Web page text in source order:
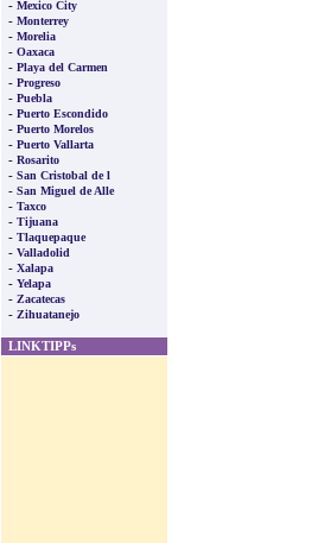
- Mexico City
- Monterrey
- Morelia
- Oaxaca
- Playa del Carmen
- Progreso
- Puebla
- Puerto Escondido
- Puerto Morelos
- Puerto Vallarta
- Rosarito
- San Cristobal de l
- San Miguel de Alle
- Taxco
- Tijuana
- Tlaquepaque
- Valladolid
- Xalapa
- Yelapa
- Zacatecas
- Zihuatanejo
LINKTIPPs